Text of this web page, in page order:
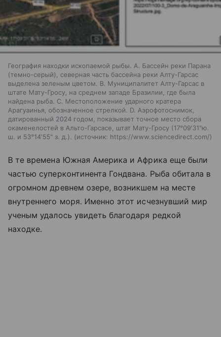
География находки ископаемой рыбы. A. Бассейн реки Парана
(темно-серый), северная часть бассейна реки Алту-Гарсас
выделена зеленым цветом. B. Муниципалитет Алту-Гарсас в
штате Мату-Гросу, на среднем западе Бразилии, где была
найдена рыба. C. Местоположение ударного кратера
Арагуаинья, обозначенное стрелкой. D. Аэрофотоснимок,
датированный 2024 годом, показывает точное место сбора
окаменелостей в Альто-Гарсасе, штат Мату-Гросу (17°09'31"ю.
ш. и 53°14'55" з. д.).
источник: https://www.sciencedirect.com/
В те времена Южная Америка и Африка еще были
частью суперконтинента Гондвана. Рыба обитала в
огромном древнем озере, возникшем на месте
внутреннего моря. Именно этот исчезнувший мир
ученым удалось увидеть благодаря редкой
находке.